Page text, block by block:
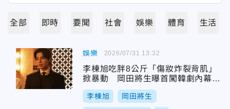
全部 即時 要聞 社會 娛樂 體育 生活
娛樂
李棟旭吃胖8公斤「傷妝炸裂背肌」
掀暴動 岡田將生曝首闖韓劇內幕：
像命中注定
李棟旭 岡田將生
2026/07/31 13:32